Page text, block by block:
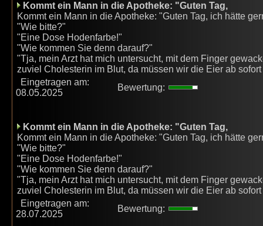
Kommt ein Mann in die Apotheke: "Guten Tag,
Kommt ein Mann in die Apotheke: "Guten Tag, ich hätte
"Wie bitte?"
"Eine Dose Hodenfarbe!"
"Wie kommen Sie denn darauf?"
"Tja, mein Arzt hat mich untersucht, mit dem Finger
zuviel Cholesterin im Blut, da müssen wir die Eier ab
Eingetragen am:
08.05.2025
Bewertung:
Kommt ein Mann in die Apotheke: "Guten Tag,
Kommt ein Mann in die Apotheke: "Guten Tag, ich hätte
"Wie bitte?"
"Eine Dose Hodenfarbe!"
"Wie kommen Sie denn darauf?"
"Tja, mein Arzt hat mich untersucht, mit dem Finger
zuviel Cholesterin im Blut, da müssen wir die Eier ab
Eingetragen am:
28.07.2025
Bewertung: